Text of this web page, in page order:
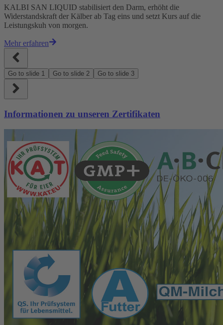
KALBI SAN LIQUID stabilisiert den Darm, erhöht die
Widerstandskraft der Kälber ab Tag eins und setzt Kurs auf die
Leistungskuh von morgen.
Mehr erfahren
Go to slide 1 Go to slide 2 Go to slide 3
Informationen zu unseren Zertifikaten